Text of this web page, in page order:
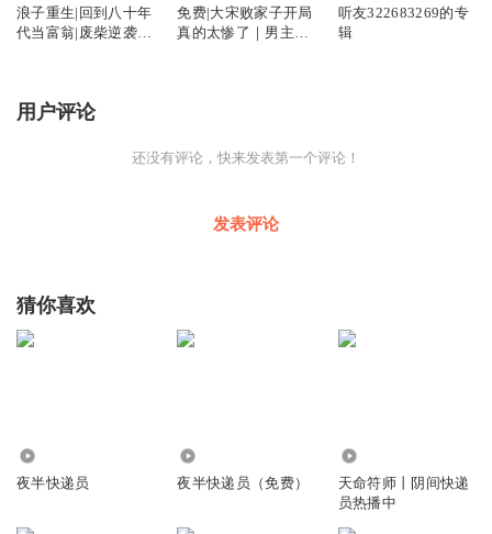
浪子重生|回到八十年
代当富翁|废柴逆袭创
免费|大宋败家子开局
真的太惨了｜男主穿
听友322683269的专
辑
用户评论
还没有评论，快来发表第一个评论！
发表评论
猜你喜欢
夜半快递员 夜半快递员（免费）
天命符师丨阴间快递
员热播中